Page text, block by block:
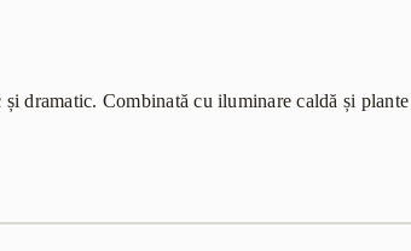
și dramatic. Combinată cu iluminare caldă și